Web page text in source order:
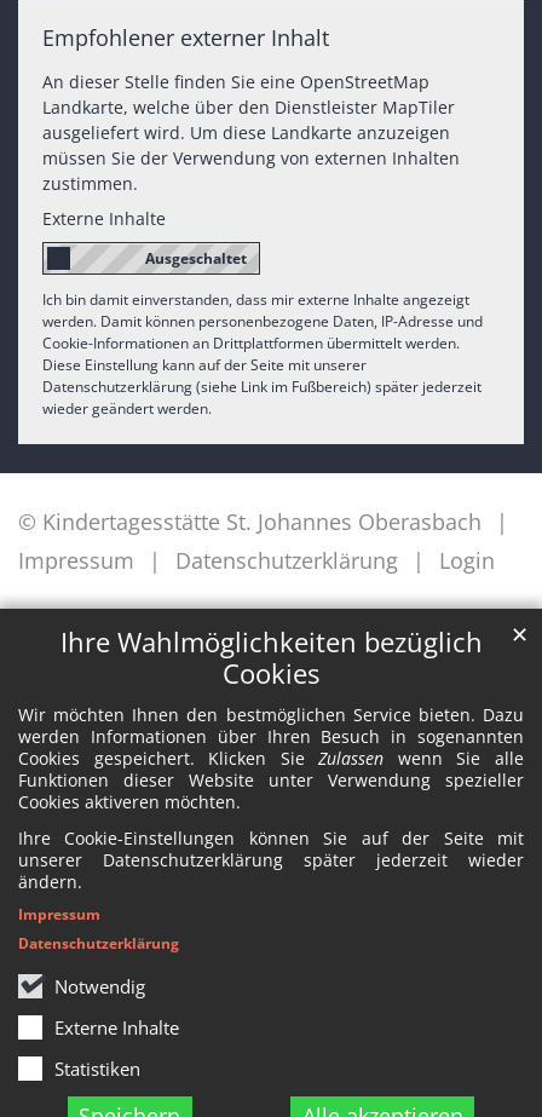
Ihre Wahlmöglichkeiten bezüglich
Cookies
Wir möchten Ihnen den bestmöglichen Service bieten. Dazu
werden Informationen über Ihren Besuch in sogenannten
Cookies gespeichert. Klicken SieZulassen wenn Sie alle
Funktionen dieser Website unter Verwendung spezieller
Cookies aktiveren möchten.
Ihre Cookie-Einstellungen können Sie auf der Seite mit
unserer Datenschutzerklärung später jederzeit wieder
ändern.
Notwendig
Externe Inhalte
Statistiken
✕
Impressum
Datenschutzerklärung
Empfohlener externer Inhalt
An dieser Stelle finden Sie eine OpenStreetMap
Landkarte, welche über den Dienstleister MapTiler
ausgeliefert wird. Um diese Landkarte anzuzeigen
müssen Sie der Verwendung von externen Inhalten
zustimmen.
Externe Inhalte
Ich bin damit einverstanden, dass mir externe Inhalte angezeigt
werden. Damit können personenbezogene Daten, IP-Adresse und
Cookie-Informationen an Drittplattformen übermittelt werden.
Diese Einstellung kann auf der Seite mit unserer
Datenschutzerklärung (siehe Link im Fußbereich) später jederzeit
wieder geändert werden.
© Kindertagesstätte St. Johannes Oberasbach
Impressum
Datenschutzerklärung Login